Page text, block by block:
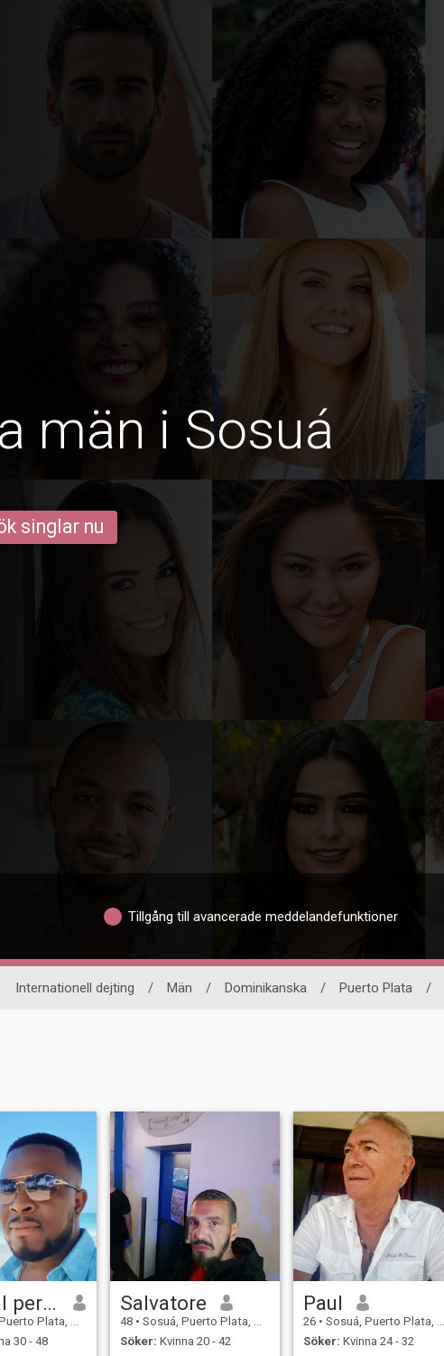
män i Sosuá
singlar nu
Tillgång till avancerade meddelandefunktioner
Internationell dejting / Män / Dominikanska / Puerto Plata /
pascual perez
Dominikanska Rep.
30 - 48
Salvatore
48 • Sosuá, Puerto Plata, Dominikanska Rep.
Söker: Kvinna 20 - 42
Paul
26 • Sosuá, Puerto Plata, Dominikanska Rep.
Söker: Kvinna 24 - 32